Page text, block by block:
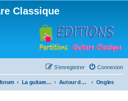
Classique
Connexion
S’enregistrer
La guitare : instrument, cours et théorie Autour de la guitare Ongles